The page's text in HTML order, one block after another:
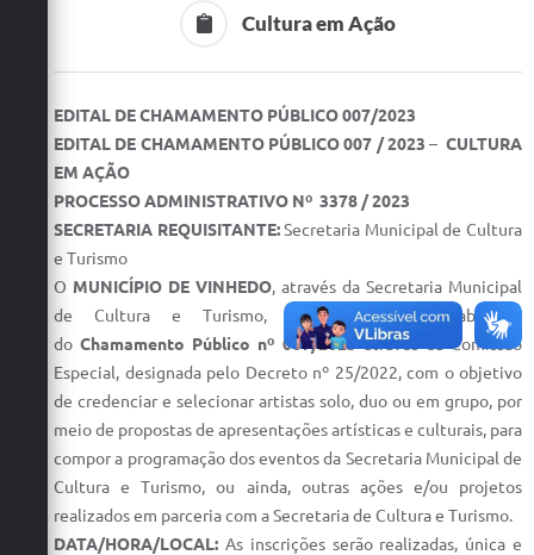
Transporte Coletivo Municipal (Horários e
Itinerários)
Normas e Legislação
Diário Oficial
Defesa Civil
Sistema de Protocolo
Poupatempo
Fala.BR
Listagem dos CEPs de Vinhedo
Cultura em Ação
EDITAL DE CHAMAMENTO PÚBLICO ­­­­007/2023
EDITAL DE CHAMAMENTO PÚBLICO 007 / 2023 – CULTURA
EM AÇÃO
PROCESSO ADMINISTRATIVO Nº 3378 / 2023
SECRETARIA REQUISITANTE:Secretaria Municipal de Cultura
e Turismo
O MUNICÍPIO DE VINHEDO, através da Secretaria Municipal
de Cultura e Turismo, torna público a abertura
doChamamento Público nº 007/2023 através da Comissão
Especial, designada pelo Decreto nº 25/2022, com o objetivo
de credenciar e selecionar artistas solo, duo ou em grupo, por
meio de propostas de apresentações artísticas e culturais, para
compor a programação dos eventos da Secretaria Municipal de
Cultura e Turismo, ou ainda, outras ações e/ou projetos
realizados em parceria com a Secretaria de Cultura e Turismo.
DATA/HORA/LOCAL: As inscrições serão realizadas, única e